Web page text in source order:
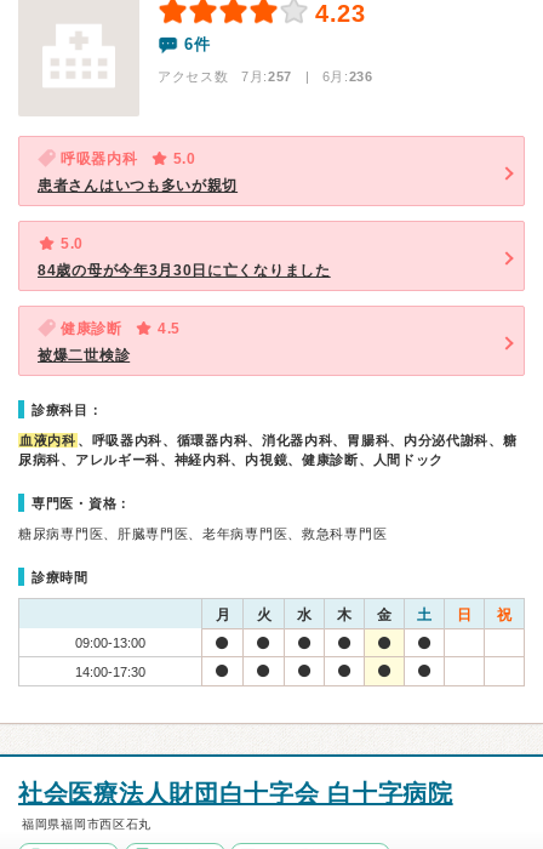
4.23
6件
アクセス数 7月:257 | 6月:236
呼吸器内科
5.0
患者さんはいつも多いが親切
5.0
84歳の母が今年3月30日に亡くなりました
健康診断
4.5
被爆二世検診
診療科目：
血液内科 、呼吸器内科、循環器内科、消化器内科、胃腸科、内分泌代謝科、糖
尿病科、アレルギー科、神経内科、内視鏡、健康診断、人間ドック
専門医・資格：
糖尿病専門医、肝臓専門医、老年病専門医、救急科専門医
診療時間
月 火 水 木 金 土 日 祝
09:00-13:00
14:00-17:30
社会医療法人財団白十字会 白十字病院
福岡県福岡市西区石丸